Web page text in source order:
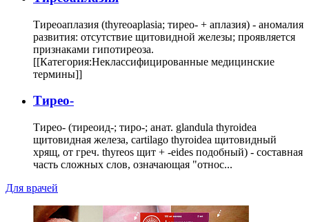
Тиреоаплазия (thyreoaplasia; тирео- + аплазия) - аномалия
развития: отсутствие щитовидной железы; проявляется
признаками гипотиреоза.
[[Категория:Неклассифицированные медицинские
термины]]
Тирео-
Тирео- (тиреоид-; тиро-; анат. glandula thyroidea
щитовидная железа, cartilago thyroidea щитовидный
хрящ, от греч. thyreos щит + -eides подобный) - составная
часть сложных слов, означающая "относ...
Для врачей